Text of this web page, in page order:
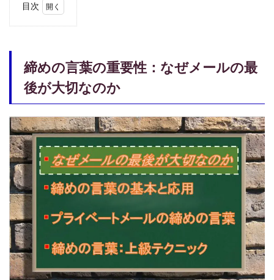
目次
重要
なぜ
最後
が大
切な
のか
1.1
第一
印象
後の
印
象：
心理
な影
締めの言葉の重要性：なぜメールの最
後が大切なのか